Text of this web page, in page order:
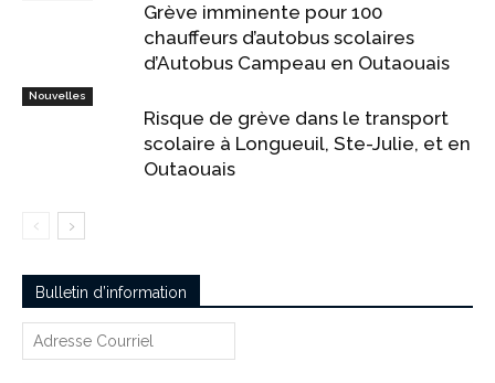
Grève imminente pour 100
chauffeurs d’autobus scolaires
d’Autobus Campeau en Outaouais
Nouvelles
Risque de grève dans le transport
scolaire à Longueuil, Ste-Julie, et en
Outaouais
Bulletin d’information